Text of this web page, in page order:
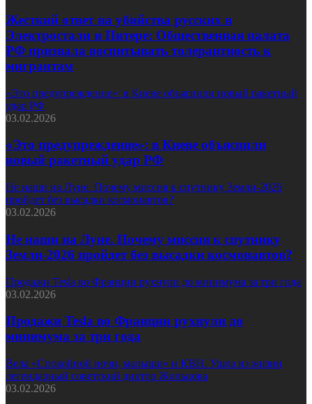
Жесткий ответ на убийства русских в
Электростали и Питере: Общественная палата
РФ призвала воспитывать толерантность к
мигрантам
«Это предупреждение»: в Киеве объяснили новый ракетный
удар РФ
03.02.2026
«Это предупреждение»: в Киеве объяснили
новый ракетный удар РФ
Не наши на Луне. Почему миссия к спутнику Земли-2026
пройдет без высадки космонавтов?
03.02.2026
Не наши на Луне. Почему миссия к спутнику
Земли-2026 пройдет без высадки космонавтов?
Продажи Tesla во Франции рухнули до минимума за три года
03.02.2026
Продажи Tesla во Франции рухнули до
минимума за три года
Вела «Спокойной ночи, малыши» и КВН. Ушла из жизни
легендарный советский диктор Жильцова
03.02.2026